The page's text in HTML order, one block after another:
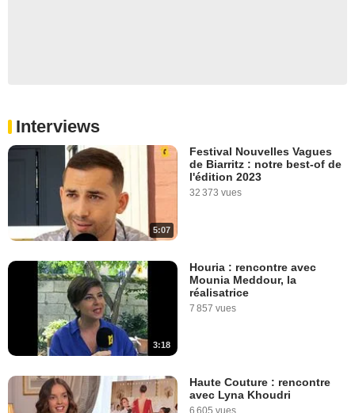
Interviews
5:07
Festival Nouvelles Vagues
de Biarritz : notre best-of de
l'édition 2023
32 373 vues
3:18
Houria : rencontre avec
Mounia Meddour, la
réalisatrice
7 857 vues
Haute Couture : rencontre
avec Lyna Khoudri
6 605 vues